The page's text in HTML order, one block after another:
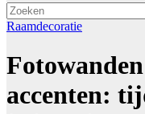
Raamdecoratie
accenten: